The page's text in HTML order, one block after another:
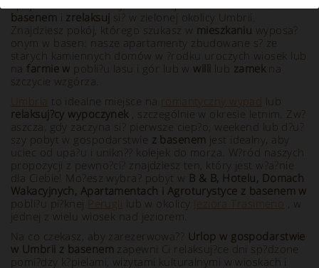
basenem i zrelaksuj si? w zielonej okolicy Umbrii.
Znajdziesz pokój, którego szukasz w mieszkaniu wyposa?
onym w basen: nasze apartamenty zbudowane s? ze
starych kamiennych domów w ?rodku uroczych wiosek lub
na farmie w pobli?u lasu i gór lub w willi lub zamekna
szczycie wzgórza.
Umbria to idealne miejsce na romantyczny wypad lub
relaksuj?cy wypoczynek, szczególnie w okresie letnim. Zw?
aszcza, gdy zaczyna si? pierwsze ciep?o, weekend lub d?u?
szy pobyt w gospodarstwie z basenem jest idealny, aby
uciec od upa?u i unikn?? kolejek do morza. W?ród naszych
propozycji z pewno?ci? znajdziesz ten, który jest w?a?nie
dla Ciebie! Mo?esz wybra? pobyt w B & B, Hotelu, Domach
Wakacyjnych, Apartamentach i Agroturystyce z basenem w
pobli?u pi?knej Perugii lub w okolicy Jeziora Trasimeno , w
jednej z wielu wiosek nad jeziorem.
Na co czekasz, aby zarezerwowa?? Urlop w gospodarstwie
w Umbrii z basenem zapewni Ci relaksuj?ce dni sp?dzone
pomi?dzy k?pielami, wizytami kulturalnymi w wioskach i